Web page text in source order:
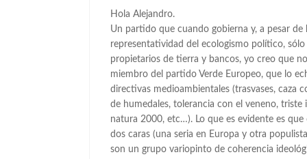
Hola Alejandro.
Un partido que cuando gobierna y, a pesar de
representatividad del ecologismo político, sólo
propietarios de tierra y bancos, yo creo que
miembro del partido Verde Europeo, que lo
directivas medioambientales (trasvases, caza
de humedales, tolerancia con el veneno, triste
natura 2000, etc…). Lo que es evidente es
dos caras (una seria en Europa y otra
son un grupo variopinto de coherencia